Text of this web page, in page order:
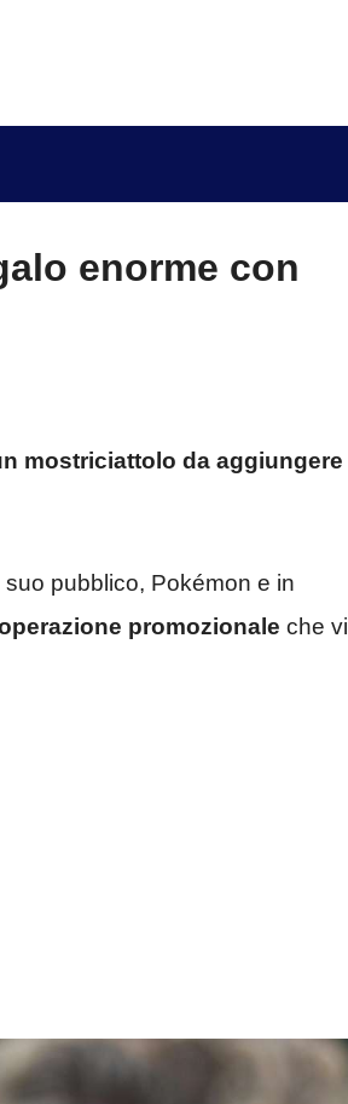
enorme con
mostriciattolo da aggiungere
pubblico, Pokémon e in
promozionale che vi